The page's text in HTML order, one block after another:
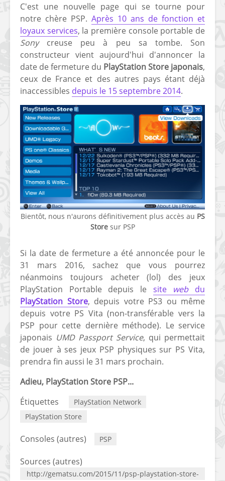
C'est une nouvelle page qui se tourne pour
notre chère PSP. Après 10 ans de fonction et
loyaux services, la première console portable de
Sonycreuse peu à peu sa tombe. Son
constructeur vient aujourd'hui d'annoncer la
date de fermeture du PlayStation Store japonais,
ceux de France et des autres pays étant déjà
inaccessibles depuis le 15 septembre 2014.
Bientôt, nous n'aurons définitivement plus accès au PS
Storesur PSP
Si la date de fermeture a été annoncée pour le
31 mars 2016, sachez que vous pourrez
néanmoins toujours acheter (lol) des jeux
PlayStation Portable depuis le site webdu
PlayStation Store, depuis votre PS3 ou même
depuis votre PS Vita (non-transférable vers la
PSP pour cette dernière méthode). Le service
japonais UMD Passport Service, qui permettait
de jouer à ses jeux PSP physiques sur PS Vita,
prendra fin aussi le 31 mars prochain.
Adieu, PlayStation Store PSP...
Étiquettes
PlayStation Network
PlayStation Store
Consoles (autres) PSP
Sources (autres)
http://gematsu.com/2015/11/psp-playstation-store-
[Vita] Ouverture de
KyûHEN, le nouveau
concours de
homebrews
[PSP] Débricker une
PSP 2000/3000 est
désormais
possible avec Baryon
Sweeper !
[PS4] TUTO - Hacker
/ Jailbreaker sa PS4
fameux jailbreak pour
6.72 / 7.02
[Switch]
nouveaux
SX Lite
[Switch]
SX Lite :
qui fête